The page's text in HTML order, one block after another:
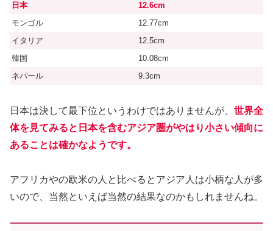
日本
12.6cm
モンゴル
12.77cm
イタリア
12.5cm
韓国
10.08cm
ネパール
9.3cm
日本は決して最下位というわけではありませんが、 世界全
体を見てみると日本を含むアジア圏がやはり小さい傾向に
あることは確かなようです。
アフリカやの欧米の人と比べるとアジア人は小柄な人が多
いので、当然といえば当然の結果なのかもしれませんね。